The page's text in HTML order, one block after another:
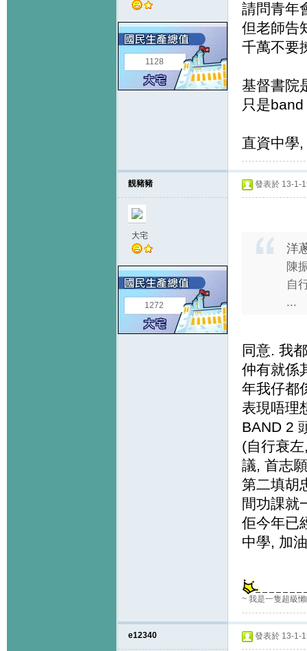
1128
請問青年
但老師告
千萬不要
基督書院
只是
直資中學
靚豬豬
大宅
1272
發表於 13-1-
洋
陳
自
...
同意. 我
仲有就係
年我仔都
表現唔理
BAND 2
(自行衰
議, 首志
第二填胡
間功課就
佢今年已
中學, 加
~ 我是一隻超級
e12340 發表於 13-1-